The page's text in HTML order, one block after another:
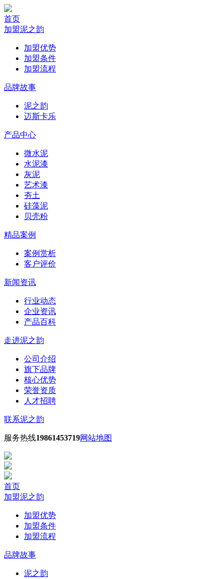
首页
加盟泥之韵
加盟优势
加盟条件
加盟流程
品牌故事
泥之韵
迈斯卡乐
产品中心
微水泥
水泥漆
灰泥
艺术漆
夯土
硅藻泥
贝壳粉
精品案例
案例赏析
客户评价
新闻资讯
行业动态
企业资讯
产品百科
走进泥之韵
公司介绍
旗下品牌
核心优势
荣誉资质
人才招聘
联系泥之韵
服务热线19861453719网站地图
首页
加盟泥之韵
加盟优势
加盟条件
加盟流程
品牌故事
泥之韵